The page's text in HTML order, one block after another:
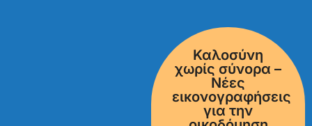
Καλοσύνη
χωρίς σύνορα –
Νέες
εικονογραφήσεις
για την